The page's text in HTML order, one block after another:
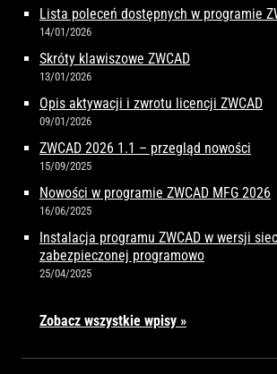
Lista poleceń dostępnych w programie
14/01/2026
Skróty klawiszowe ZWCAD
13/01/2026
Opis aktywacji i zwrotu licencji ZWCAD
09/01/2026
ZWCAD 2026 1.1 – przegląd nowości
15/09/2025
Nowości w programie ZWCAD MFG 2026
16/06/2025
Instalacja programu ZWCAD w wersji
zabezpieczonej programowo
25/04/2025
Zobacz wszystkie wpisy »